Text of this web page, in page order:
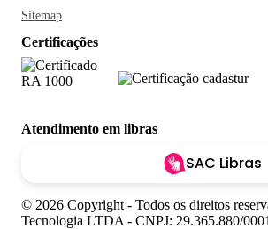
Sitemap
Certificações
Atendimento em libras
SAC Libras
© 2026 Copyright - Todos os direitos
Tecnologia LTDA - CNPJ: 29.365.880/